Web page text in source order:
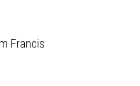
Francis